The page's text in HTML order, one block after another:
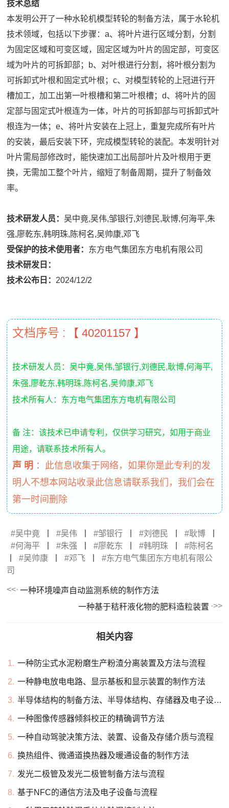
技术总结
本发明公开了一种水轮机模型转轮的制备方法，属于水轮机
技术领域，包括以下步骤：a、将叶片进行区域分割，分割
为固定区域和可变区域，固定区域为叶片的固定部，可变区
域为叶片的可拆卸部；b、对叶根进行分割，将叶根分割为
可拆卸式叶根和固定式叶根；c、对模型转轮的上冠进行开
槽加工，加工出第一叶根槽和第二叶根槽；d、将叶片的固
定部与固定式叶根连为一体，叶片的可拆卸部与可拆卸式叶
根连为一体；e、将叶片安装在上冠上，重复完成所有叶片
的安装，最后安装下环，完成模型转轮的装配。本发明针对
叶片需局部修改时，能快速加工出局部叶片及叶根用于更
换，无需加工整个叶片，缩短了制备周期，提升了制备效
率。
技术研发人员：吴中竟,吴伟,邹银行,刘德民,耿博,何海平,朱
强,廖乾东,韩明珠,陈柯名,吴帅康,邓飞
受保护的技术使用者： 东方电气集团东方电机有限公司
技术研发日：
技术公布日： 2024/12/2
文档序号 : 【 40201157 】
技术研发人员：吴中竟,吴伟,邹银行,刘德民,耿博,何海平,
朱强,廖乾东,韩明珠,陈柯名,吴帅康,邓飞
技术所有人：东方电气集团东方电机有限公司
备 注：该技术已申请专利，仅供学习研究，如用于商业
用途，请联系技术所有人。
声 明 ： 此信息收集于网络，如果你是此专利的发
明人不想本网站收录此信息请联系我们，我们会在
第一时间删除
吴中竟 吴伟 邹银行 刘德民 耿博
何海平
朱强 廖乾东 韩明珠
陈柯名
吴帅康 邓飞
东方电气集团东方电机有限公
司
一种环境噪声自动监测系统的制作方法
一种基于秸秆液化物的肥料造粒装置
相关内容
1. 一种防尘式水泥粉磨生产粉渣分离装置及方法与流程
2. 一种静电放电电路、显示基板和显示装置的制作方法
3. 半导体结构的制备方法、半导体结构、存储器及电子设备与流程
4. 一种图像传感器倾斜校正的精确调节方法
5. 一种自动驾驶决策方法、装置、设备及存储介质与流程
6. 换热组件、微通道换热器及暖通设备的制作方法
7. 发光二极管及发光二极管制备方法与流程
8. 基于NFC的通信方法及电子设备与流程